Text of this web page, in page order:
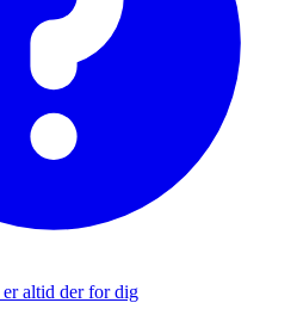
er altid der for dig